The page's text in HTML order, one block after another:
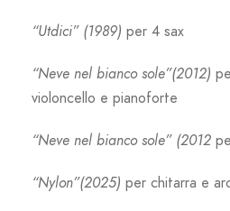
“Utdici” (1989) per 4 sax
“Neve nel bianco sole”(2012)
violoncello e pianoforte
“Neve nel bianco sole” (2012
“Nylon”(2025) per chitarra e